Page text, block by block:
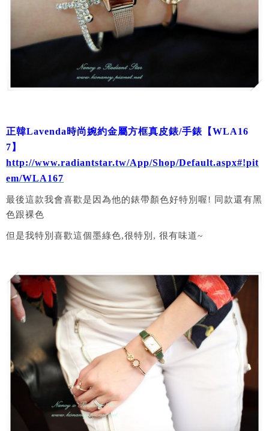
正韓Lavenda時尚婉約金屬方框真皮錶/手錶【WLA16
7】
http://www.radiantstar.tw/App/Shop/Default.aspx#!pit
em/WLA167
最後這款我會喜歡是因為他的錶帶顏色好特別喔! 同款還有黑
色跟裸色
但是我特別喜歡這個墨綠色,很特別, 很有味道~